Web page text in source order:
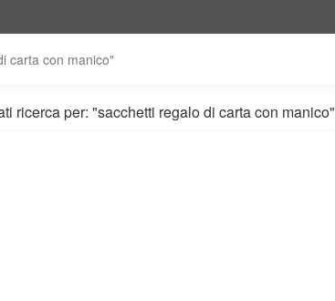
carta con manico"
ricerca per: "sacchetti regalo di carta con manico"